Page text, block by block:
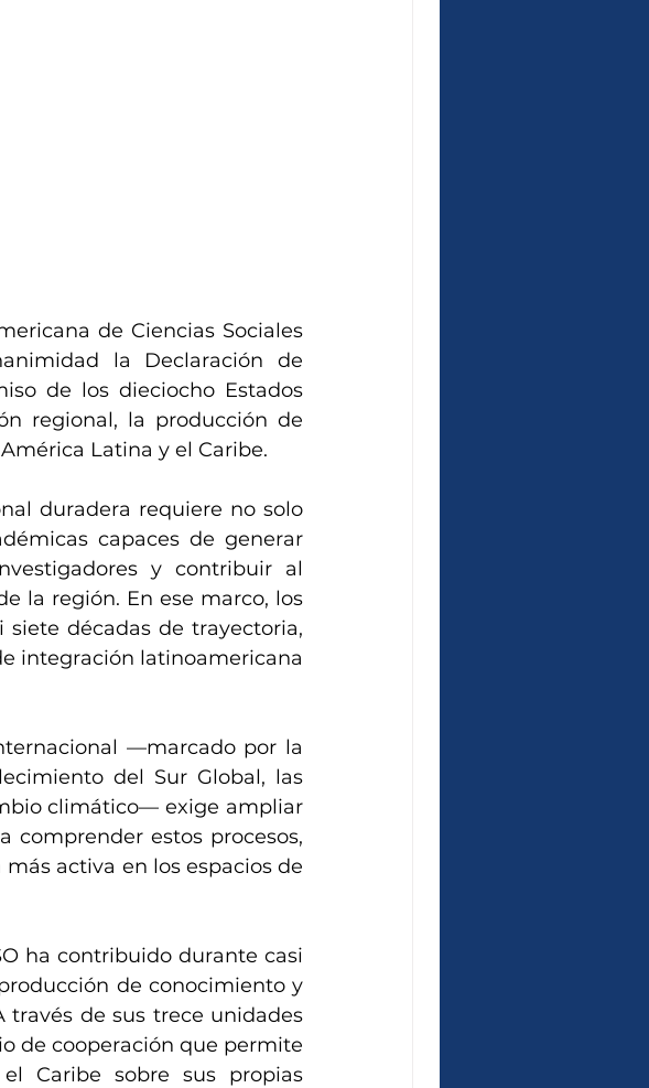
de Ciencias Sociales
la Declaración de
de los dieciocho Estados
regional, la producción de
Latina y el Caribe.
duradera requiere no solo
capaces de generar
y contribuir al
la región. En ese marco, los
siete décadas de trayectoria,
integración latinoamericana
—marcado por la
del Sur Global, las
climático— exige ampliar
comprender estos procesos,
activa en los espacios de
ha contribuido durante casi
de conocimiento y
través de sus trece unidades
de cooperación que permite
Caribe sobre sus propias